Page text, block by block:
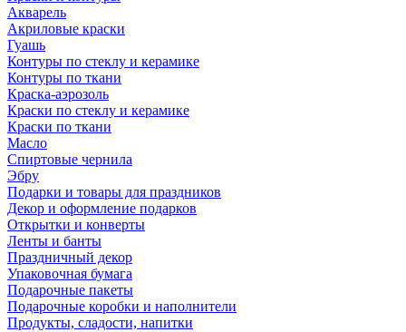
Акварель
Акриловые краски
Гуашь
Контуры по стеклу и керамике
Контуры по ткани
Краска-аэрозоль
Краски по стеклу и керамике
Краски по ткани
Масло
Спиртовые чернила
Эбру
Подарки и товары для праздников
Декор и оформление подарков
Открытки и конверты
Ленты и банты
Праздничный декор
Упаковочная бумага
Подарочные пакеты
Подарочные коробки и наполнители
Продукты, сладости, напитки